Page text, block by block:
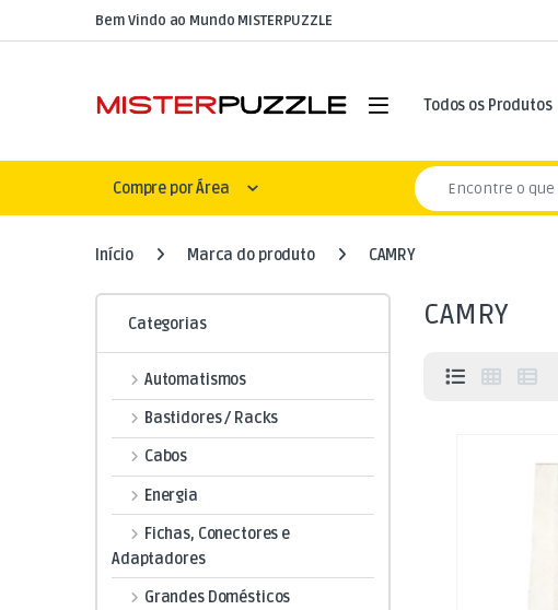
Skip to navigation
Skip to contentBem Vindo ao Mundo MISTERPUZZLE
Open Todos os Produtos
Compre por Área
Search for:
Início Marca do produto CAMRY
CAMRY
Categorias
Automatismos
Bastidores / Racks
Cabos
Energia
Fichas, Conectores e
Adaptadores
Grandes Domésticos